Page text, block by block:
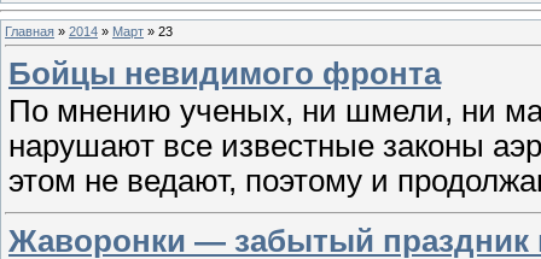
Главная » 2014 » Март » 23
Бойцы невидимого фронта
По мнению ученых, ни шмели, ни
нарушают все известные законы
этом не ведают, поэтому и
Жаворонки — забытый праздник